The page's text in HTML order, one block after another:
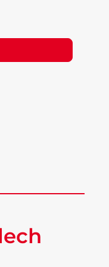
Wert ein